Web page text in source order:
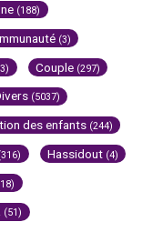
(188)
(3)
Couple (297)
(5037)
des enfants (244)
Hassidout (4)
(51)